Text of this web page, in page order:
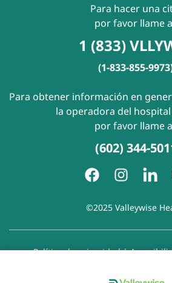
Para hacer una
por favor llame
1 (833)
(1-833-855-
Para obtener información en
la operadora del
por favor llame
(602) 344-
©2025 Valleywise
Política de privacidad|
Aviso de Prohibición